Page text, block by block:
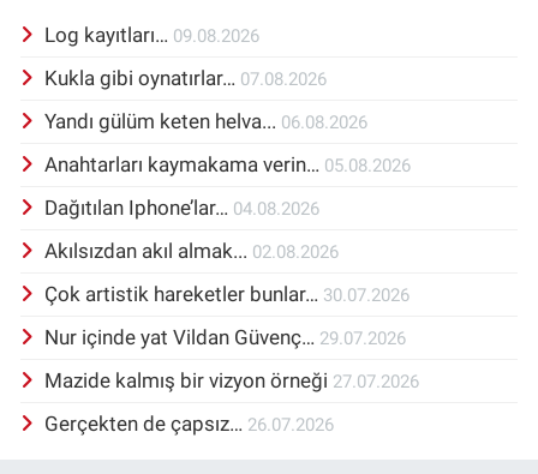
Log kayıtları… 09.08.2026
Kukla gibi oynatırlar… 07.08.2026
Yandı gülüm keten helva... 06.08.2026
Anahtarları kaymakama verin… 05.08.2026
Dağıtılan Iphone’lar… 04.08.2026
Akılsızdan akıl almak... 02.08.2026
Çok artistik hareketler bunlar… 30.07.2026
Nur içinde yat Vildan Güvenç… 29.07.2026
Mazide kalmış bir vizyon örneği 27.07.2026
Gerçekten de çapsız… 26.07.2026